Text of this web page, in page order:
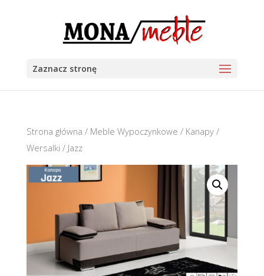
Zaznacz stronę
Strona główna / Meble Wypoczynkowe / Kanapy /
Wersalki / Jazz